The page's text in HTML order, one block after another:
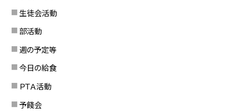
生徒会活動
部活動
週の予定等
今日の給食
ＰＴＡ活動
予餞会